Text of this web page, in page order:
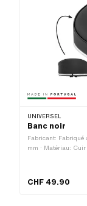
UNIVERSEL
Banc noir
Fabricant: Fabriqué
mm · Matériau: Cuir
CHF 49.90